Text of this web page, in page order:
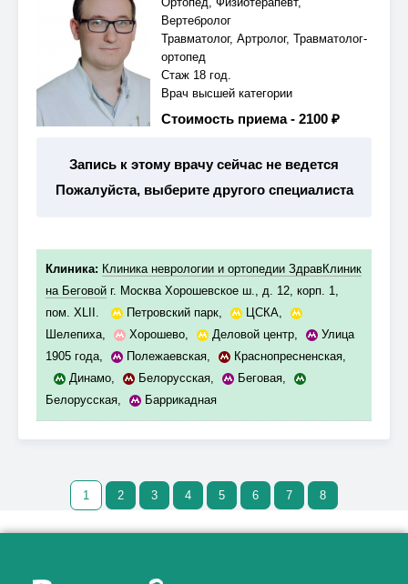
Вертебролог
Травматолог, Артролог, Травматолог-
ортопед
Стаж 18 год.
Врач высшей категории
Стоимость приема - 2100 ₽
Запись к этому врачу сейчас не ведется
Пожалуйста, выберите другого специалиста
Клиника: Клиника неврологии и ортопедии ЗдравКлиник
на Беговой г. Москва Хорошевское ш., д. 12, корп. 1,
пом. XLII.
Петровский парк, ЦСКА,
Шелепиха, Хорошево, Деловой центр,
Улица
1905 года, Полежаевская, Краснопресненская,
Динамо, Белорусская, Беговая,
Белорусская, Баррикадная
1 2 3 4 5 6 7 8